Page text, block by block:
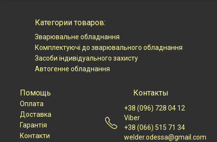
Категории товаров:
Зварювальне обладнання
Комплектуючі до зварювального обладнання
Засоби індивідуального захисту
Автогенне обладнання
Помощь
Оплата
Доставка
Гарантія
Контакти
Контакты
+38 (096) 728 04 12
Viber
+38 (066) 515 71 34
welder.odessa@gmail.com